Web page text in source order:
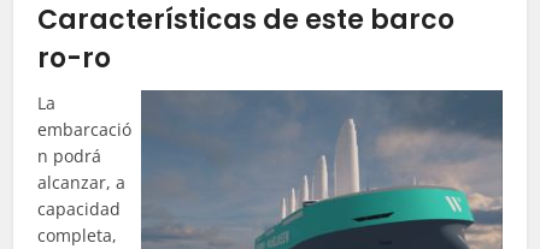
Características de este barco
ro-ro
La
embarcació
n podrá
alcanzar, a
capacidad
completa,